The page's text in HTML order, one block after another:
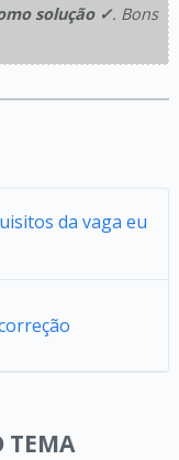
solução ✓. Bons
da vaga eu
TEMA